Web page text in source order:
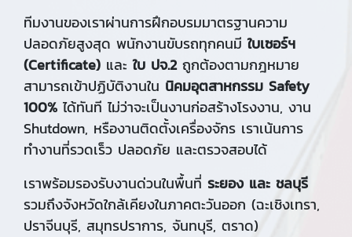
ทีมงานของเราผ่านการฝึกอบรมมาตรฐานความ
ปลอดภัยสูงสุด พนักงานขับรถทุกคนมีใบเซอร์ฯ
(Certificate) และใบ ปจ.2ถูกต้องตามกฎหมาย
สามารถเข้าปฏิบัติงานใน นิคมอุตสาหกรรม Safety
100% ได้ทันที ไม่ว่าจะเป็นงานก่อสร้างโรงงาน, งาน
Shutdown, หรืองานติดตั้งเครื่องจักร เราเน้นการ
ทำงานที่รวดเร็ว ปลอดภัย และตรวจสอบได้
เราพร้อมรองรับงานด่วนในพื้นที่ ระยอง และ ชลบุรี
รวมถึงจังหวัดใกล้เคียงในภาคตะวันออก (ฉะเชิงเทรา,
ปราจีนบุรี, สมุทรปราการ, จันทบุรี, ตราด)